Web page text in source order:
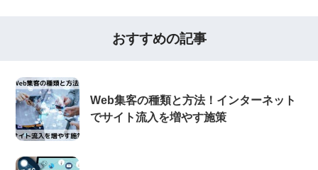
おすすめの記事
Web集客の種類と方法！インターネット
でサイト流入を増やす施策